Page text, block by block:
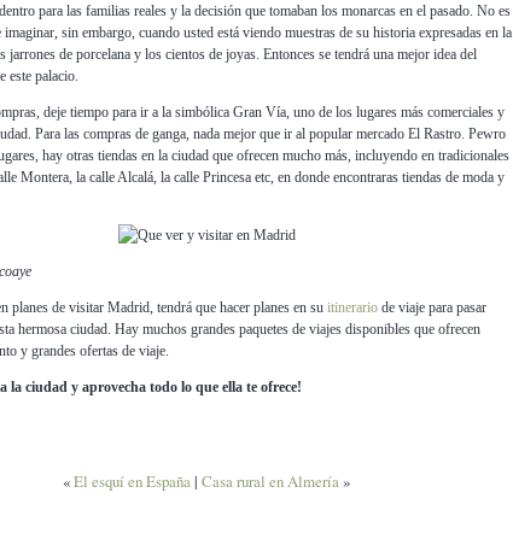
para las familias reales y la decisión que tomaban los monarcas en el pasado. No es
sin embargo, cuando usted está viendo muestras de su historia expresadas en la
jarrones de porcelana y los cientos de joyas. Entonces se tendrá una mejor idea del
este palacio.
deje tiempo para ir a la simbólica Gran Vía, uno de los lugares más comerciales y
Para las compras de ganga, nada mejor que ir al popular mercado El Rastro. Pewro
hay otras tiendas en la ciudad que ofrecen mucho más, incluyendo en tradicionales
Montera, la calle Alcalá, la calle Princesa etc, en donde encontraras tiendas de moda y
planes de visitar Madrid, tendrá que hacer planes en su itinerario de viaje para pasar
hermosa ciudad. Hay muchos grandes paquetes de viajes disponibles que ofrecen
y grandes ofertas de viaje.
la ciudad y aprovecha todo lo que ella te ofrece!
«El esquí en España| Casa rural en Almería»